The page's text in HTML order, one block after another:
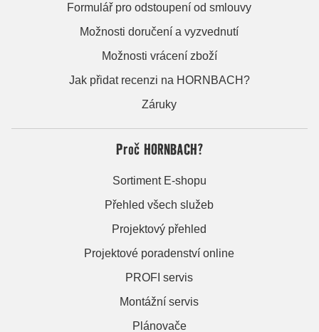
Formulář pro odstoupení od smlouvy
Možnosti doručení a vyzvednutí
Možnosti vrácení zboží
Jak přidat recenzi na HORNBACH?
Záruky
Proč HORNBACH?
Sortiment E-shopu
Přehled všech služeb
Projektový přehled
Projektové poradenství online
PROFI servis
Montážní servis
Plánovače